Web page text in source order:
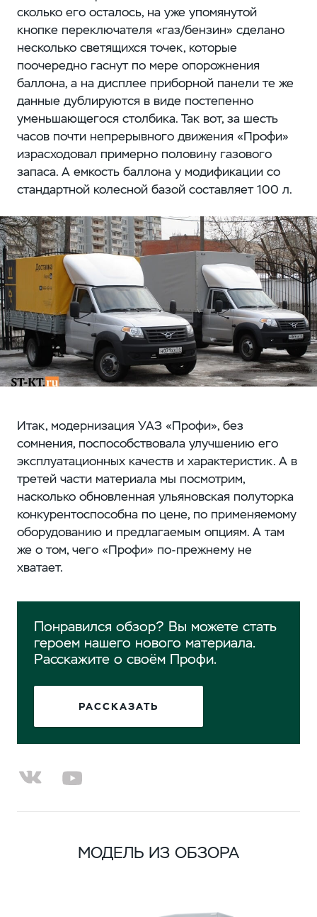
сколько его осталось, на уже упомянутой
кнопке переключателя «газ/бензин» сделано
несколько светящихся точек, которые
поочередно гаснут по мере опорожнения
баллона, а на дисплее приборной панели те же
данные дублируются в виде постепенно
уменьшающегося столбика. Так вот, за шесть
часов почти непрерывного движения «Профи»
израсходовал примерно половину газового
запаса. А емкость баллона у модификации со
стандартной колесной базой составляет 100 л.
Итак, модернизация УАЗ «Профи», без
сомнения, поспособствовала улучшению его
эксплуатационных качеств и характеристик. А в
третей части материала мы посмотрим,
насколько обновленная ульяновская полуторка
конкурентоспособна по цене, по применяемому
оборудованию и предлагаемым опциям. А там
же о том, чего «Профи» по-прежнему не
хватает.
Понравился обзор? Вы можете стать
героем нашего нового материала.
Расскажите о своём Профи.
РАССКАЗАТЬ
МОДЕЛЬ ИЗ ОБЗОРА